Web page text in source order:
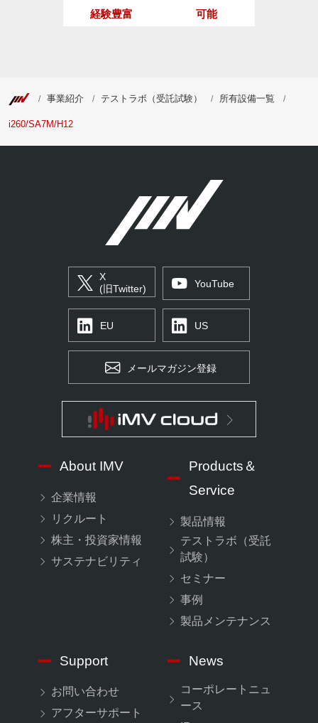
経験豊富 可能
事業紹介 テストラボ（受託試験） 所有設備一覧
i260/SA7M/H12
X
(旧Twitter)
YouTube
EU US
メールマガジン登録
About IMV
企業情報
リクルート
株主・投資家情報
サステナビリティ
Products＆
Service
製品情報
テストラボ（受託
試験）
セミナー
事例
製品メンテナンス
Support
お問い合わせ
アフターサポート
News
コーポレートニュ
ース